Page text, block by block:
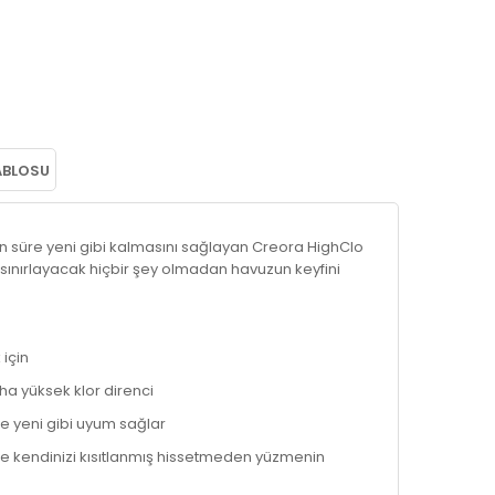
yeni gibi kalmasını sağlayan Creora HighClo
hiçbir şey olmadan havuzun keyfini
için
yüksek klor direnci
yeni gibi uyum sağlar
kısıtlanmış hissetmeden yüzmenin